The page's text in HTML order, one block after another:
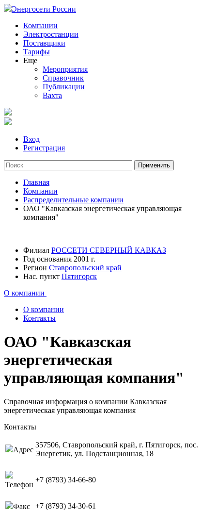
Энергосети России
Компании
Электростанции
Поставщики
Тарифы
Еще
Мероприятия
Справочник
Публикации
Вахта
Вход
Регистрация
Главная
Компании
Распределительные компании
ОАО "Кавказская энергетическая управляющая
компания"
Филиал РОССЕТИ СЕВЕРНЫЙ КАВКАЗ
Год основания 2001 г.
Регион Ставропольский край
Нас. пункт Пятигорск
О компании
О компании
Контакты
ОАО "Кавказская
энергетическая
управляющая компания"
Справочная информация о компании Кавказская
энергетическая управляющая компания
Контакты
Адрес
357506, Ставропольский край, г. Пятигорск, пос.
Энергетик, ул. Подстанционная, 18
Телефон
+7 (8793) 34-66-80
Факс +7 (8793) 34-30-61